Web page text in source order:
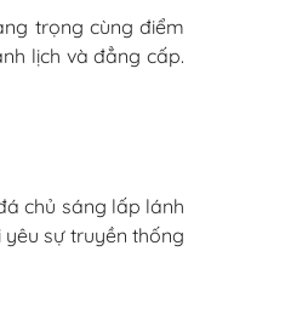
trọng cùng điểm
lịch và đẳng cấp.
chủ sáng lấp lánh
sự truyền thống